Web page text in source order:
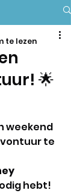
🌟
te lezen
weekend
te
hebt!